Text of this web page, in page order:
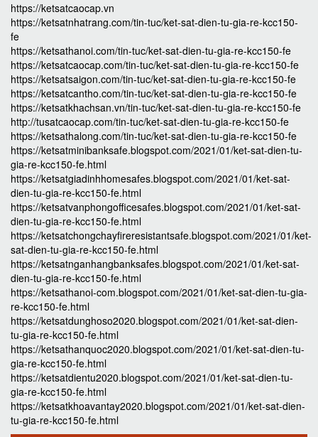
https://ketsatcaocap.vn
https://ketsatnhatrang.com/tin-tuc/ket-sat-dien-tu-gia-re-kcc150-
fe
https://ketsathanoi.com/tin-tuc/ket-sat-dien-tu-gia-re-kcc150-fe
https://ketsatcaocap.com/tin-tuc/ket-sat-dien-tu-gia-re-kcc150-fe
https://ketsatsaigon.com/tin-tuc/ket-sat-dien-tu-gia-re-kcc150-fe
https://ketsatcantho.com/tin-tuc/ket-sat-dien-tu-gia-re-kcc150-fe
https://ketsatkhachsan.vn/tin-tuc/ket-sat-dien-tu-gia-re-kcc150-fe
http://tusatcaocap.com/tin-tuc/ket-sat-dien-tu-gia-re-kcc150-fe
https://ketsathalong.com/tin-tuc/ket-sat-dien-tu-gia-re-kcc150-fe
https://ketsatminibanksafe.blogspot.com/2021/01/ket-sat-dien-tu-
gia-re-kcc150-fe.html
https://ketsatgiadinhhomesafes.blogspot.com/2021/01/ket-sat-
dien-tu-gia-re-kcc150-fe.html
https://ketsatvanphongofficesafes.blogspot.com/2021/01/ket-sat-
dien-tu-gia-re-kcc150-fe.html
https://ketsatchongchayfireresistantsafe.blogspot.com/2021/01/ket-
sat-dien-tu-gia-re-kcc150-fe.html
https://ketsatnganhangbanksafes.blogspot.com/2021/01/ket-sat-
dien-tu-gia-re-kcc150-fe.html
https://ketsathanoi-com.blogspot.com/2021/01/ket-sat-dien-tu-gia-
re-kcc150-fe.html
https://ketsatdunghoso2020.blogspot.com/2021/01/ket-sat-dien-
tu-gia-re-kcc150-fe.html
https://ketsathanquoc2020.blogspot.com/2021/01/ket-sat-dien-tu-
gia-re-kcc150-fe.html
https://ketsatdientu2020.blogspot.com/2021/01/ket-sat-dien-tu-
gia-re-kcc150-fe.html
https://ketsatkhoavantay2020.blogspot.com/2021/01/ket-sat-dien-
tu-gia-re-kcc150-fe.html